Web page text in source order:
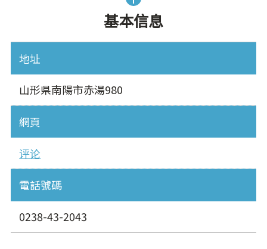
基本信息
地址
山形県南陽市赤湯980
網頁
评论
電話號碼
0238-43-2043